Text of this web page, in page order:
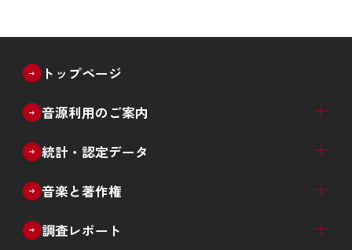
トップページ
音源利用のご案内
ブライダル
教育・文化催事
放送番組のインターネット配信
放送番組以外のライブ配信等
音源利用許諾窓口一覧
統計・認定データ
音楽ソフト売上推計（四半期）
音楽配信売上推計（四半期）
音楽ソフト・音楽配信売上推計（四半期）
生産実績（月次）
レコード産業 年次推移
新譜数（ジャンル別、種類別）
カタログ数（ジャンル別）
デビューアーティスト数推移
過去の統計データ
ゴールドディスク認定
ダウンロード認定
ストリーミング認定
日本ゴールドディスク大賞
音楽と著作権
著作権制度の概要
エルマーク
著作権啓発ツール
中高生向け学習プログラムのご案内
調査レポート